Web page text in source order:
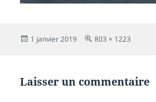
Publié
1 janvier 2019
Taille
803 × 1223
Laisser un commentaire